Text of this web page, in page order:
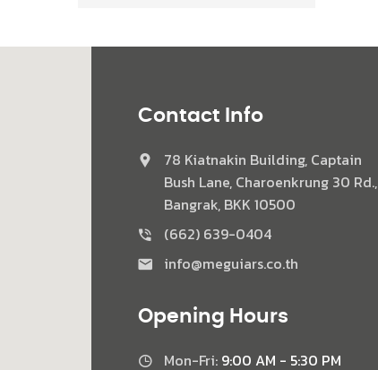
Contact Info
78 Kiatnakin Building, Captain
Bush Lane, Charoenkrung 30 Rd.,
Bangrak, BKK 10500
(662) 639-0404
info@meguiars.co.th
Opening Hours
Mon-Fri: 9:00 AM - 5:30 PM